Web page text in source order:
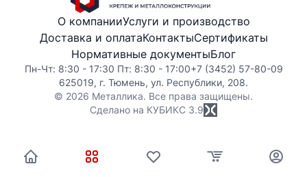
О компанииУслуги и производство
Доставка и оплатаКонтактыСертификаты
Нормативные документыБлог
Пн-Чт: 8:30 - 17:30 Пт: 8:30 - 17:00+7 (3452) 57-80-09
625019, г. Тюмень, ул. Республики, 208.
© 2026 Металлика. Все права защищены.
Сделано на КУБИКС 3.9